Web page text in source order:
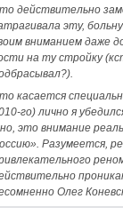
действительно
эту,
вниманием даже
на ту стройку
касается
го) лично я
это внимание
Разумеется,
Олег